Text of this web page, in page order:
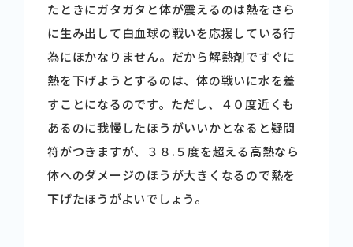
たときにガタガタと体が震えるのは熱をさら
に生み出して白血球の戦いを応援している行
為にほかなりません。だから解熱剤ですぐに
熱を下げようとするのは、体の戦いに水を差
すことになるのです。ただし、４０度近くも
あるのに我慢したほうがいいかとなると疑問
符がつきますが、３８.５度を超える高熱なら
体へのダメージのほうが大きくなるので熱を
下げたほうがよいでしょう。